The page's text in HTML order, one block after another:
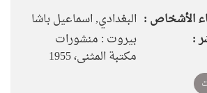
الأشخاص : البغدادي, اسماعيل باشا
:
بيروت : منشورات
مكتبة المثنى، 1955